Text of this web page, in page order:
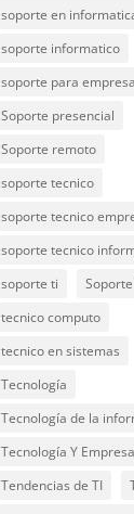
soporte en
soporte informatico
soporte para
Soporte presencial
Soporte remoto
soporte tecnico
soporte tecnico
soporte tecnico
soporte ti
tecnico computo
tecnico en sistemas
Tecnología
Tecnología de la
Tecnología Y Empresa
Tendencias de TI